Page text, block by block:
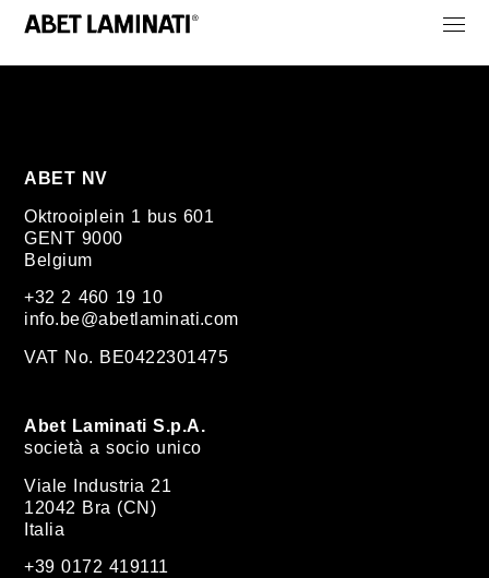
ABET NV
Oktrooiplein 1 bus 601
GENT 9000
Belgium
+32 2 460 19 10
info.be@abetlaminati.com
VAT No. BE0422301475
Abet Laminati S.p.A.
società a socio unico
Viale Industria 21
12042 Bra (CN)
Italia
+39 0172 419111